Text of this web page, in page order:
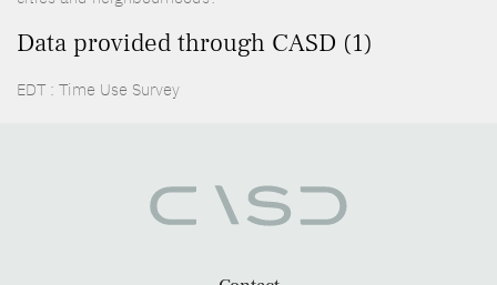
Data provided through CASD (1)
EDT : Time Use Survey